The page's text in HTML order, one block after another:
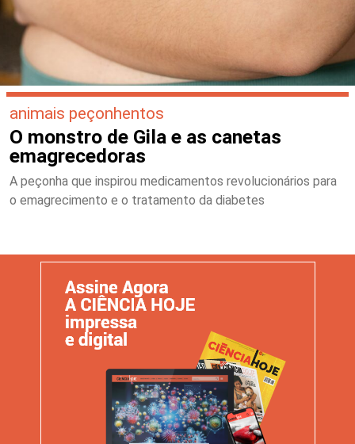
animais peçonhentos
O monstro de Gila e as canetas
emagrecedoras
A peçonha que inspirou medicamentos revolucionários para
o emagrecimento e o tratamento da diabetes